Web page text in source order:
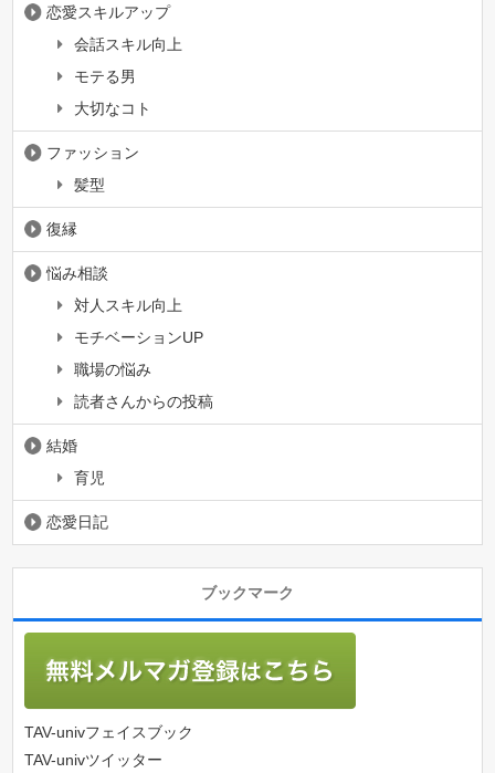
恋愛スキルアップ
会話スキル向上
モテる男
大切なコト
ファッション
髪型
復縁
悩み相談
対人スキル向上
モチベーションUP
職場の悩み
読者さんからの投稿
結婚
育児
恋愛日記
ブックマーク
TAV-univフェイスブック
TAV-univツイッター